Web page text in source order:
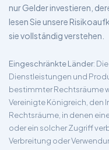
nur Gelder investieren,
lesen Sie unsere
sie vollständig verstehen.
Eingeschränkte Länder:
Dienstleistungen und
bestimmter Rechtsräume
Vereinigte Königreich, den
Rechtsräume, in denen
oder ein solcher Zugriff
Verbreitung oder